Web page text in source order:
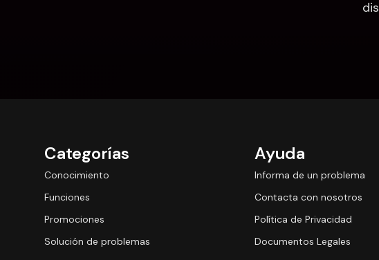
Categorías
Conocimiento
Funciones
Promociones
Solución de problemas
Ayuda
Informa de un problema
Contacta con nosotros
Política de Privacidad
Documentos Legales